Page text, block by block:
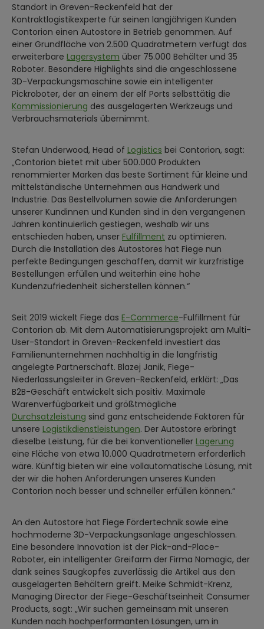
Standort in Greven-Reckenfeld hat der
Kontraktlogistikexperte für seinen langjährigen Kunden
Contorion einen Autostore in Betrieb genommen. Auf
einer Grundfläche von 2.500 Quadratmetern verfügt das
erweiterbare Lagersystem über 75.000 Behälter und 35
Roboter. Besondere Highlights sind die angeschlossene
3D-Verpackungsmaschine sowie ein intelligenter
Pickroboter, der an einem der elf Ports selbsttätig die
Kommissionierung des ausgelagerten Werkzeugs und
Verbrauchsmaterials übernimmt.
Stefan Underwood, Head of Logistics bei Contorion, sagt:
„Contorion bietet mit über 500.000 Produkten
renommierter Marken das beste Sortiment für kleine und
mittelständische Unternehmen aus Handwerk und
Industrie. Das Bestellvolumen sowie die Anforderungen
unserer Kundinnen und Kunden sind in den vergangenen
Jahren kontinuierlich gestiegen, weshalb wir uns
entschieden haben, unser Fulfillment zu optimieren.
Durch die Installation des Autostores hat Fiege nun
perfekte Bedingungen geschaffen, damit wir kurzfristige
Bestellungen erfüllen und weiterhin eine hohe
Kundenzufriedenheit sicherstellen können.“
Seit 2019 wickelt Fiege das E-Commerce-Fulfillment für
Contorion ab. Mit dem Automatisierungsprojekt am Multi-
User-Standort in Greven-Reckenfeld investiert das
Familienunternehmen nachhaltig in die langfristig
angelegte Partnerschaft. Blazej Janik, Fiege-
Niederlassungsleiter in Greven-Reckenfeld, erklärt: „Das
B2B-Geschäft entwickelt sich positiv. Maximale
Warenverfügbarkeit und größtmögliche
Durchsatzleistung sind ganz entscheidende Faktoren für
unsere Logistikdienstleistungen. Der Autostore erbringt
dieselbe Leistung, für die bei konventioneller Lagerung
eine Fläche von etwa 10.000 Quadratmetern erforderlich
wäre. Künftig bieten wir eine vollautomatische Lösung, mit
der wir die hohen Anforderungen unseres Kunden
Contorion noch besser und schneller erfüllen können.“
An den Autostore hat Fiege Fördertechnik sowie eine
hochmoderne 3D-Verpackungsanlage angeschlossen.
Eine besondere Innovation ist der Pick-and-Place-
Roboter, ein intelligenter Greifarm der Firma Nomagic, der
dank seines Saugkopfes zuverlässig die Artikel aus den
ausgelagerten Behältern greift. Meike Schmidt-Krenz,
Managing Director der Fiege-Geschäftseinheit Consumer
Products, sagt: „Wir suchen gemeinsam mit unseren
Kunden nach hochperformanten Lösungen, um in